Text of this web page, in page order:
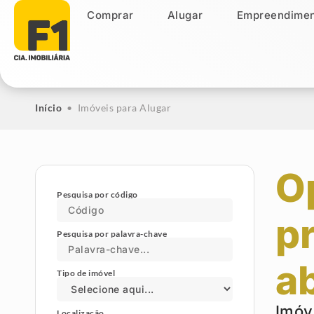
Comprar Alugar
Comprar Alugar
Início • Imóveis para Alugar
Pesquisa por código
Pesquisa por palavra-chave
Tipo de imóvel